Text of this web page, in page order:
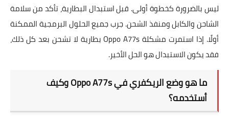
ليس بالضرورة كخطوة أولى. قبل استبدالالبطارية، تأكد من سلامة
الشاحن والكابل ومنفذ الشحن. جرب جميع الحلول البرمجية الممكنة
أولًا. إذا استمرت مشكلةOppo A77s بطارية لا تشحن
بعد كل ذلك،
فقد يكون الاستبدال هو الحل الأخير.
ما هو وضع الريكفري في Oppo A77s وكيف
أستخدمه؟